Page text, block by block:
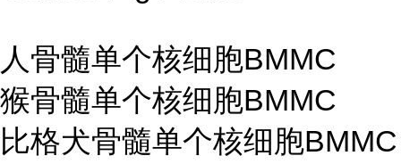
人骨髓单个核细胞BMMC
猴骨髓单个核细胞BMMC
比格犬骨髓单个核细胞BMMC